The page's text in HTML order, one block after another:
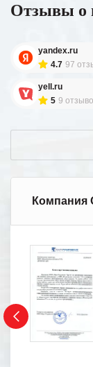
Отзывы о
yandex.ru
4.7 97
yell.ru
5 9
Компания